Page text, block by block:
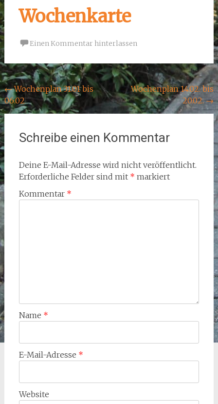
Wochenkarte
Einen Kommentar hinterlassen
Beitragsnavigation
←Wochenplan 31.01 bis
06.02
Wochenplan 14.02. bis
20.02.→
Schreibe einen Kommentar
Deine E-Mail-Adresse wird nicht veröffentlicht.
Erforderliche Felder sind mit * markiert
Kommentar *
Name *
E-Mail-Adresse *
Website